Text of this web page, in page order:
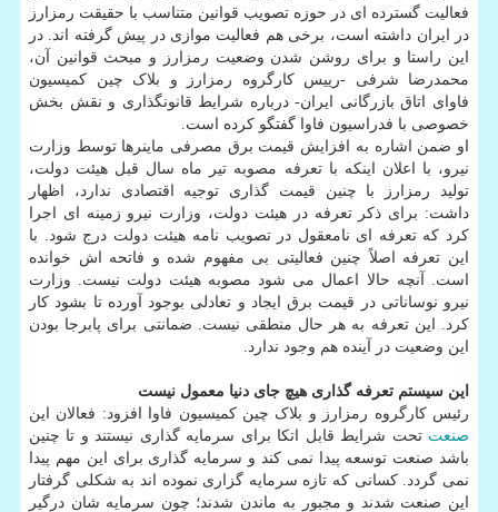
فعالیت گسترده ای در حوزه تصویب قوانین متناسب با حقیقت رمزارز
در ایران داشته است، برخی هم فعالیت موازی در پیش گرفته اند. در
این راستا و برای روشن شدن وضعیت رمزارز و مبحث قوانین آن،
محمدرضا شرفی -رییس کارگروه رمزارز و بلاک چین کمیسیون
فاوای اتاق بازرگانی ایران- درباره شرایط قانونگذاری و نقش بخش
خصوصی با فدراسیون فاوا گفتگو کرده است.
او ضمن اشاره به افزایش قیمت برق مصرفی ماینرها توسط وزارت
نیرو، با اعلان اینکه با تعرفه مصوبه تیر ماه سال قبل هیئت دولت،
تولید رمزارز با چنین قیمت گذاری توجیه اقتصادی ندارد، اظهار
داشت: برای ذکر تعرفه در هیئت دولت، وزارت نیرو زمینه ای اجرا
کرد که تعرفه ای نامعقول در تصویب نامه هیئت دولت درج شود. با
این تعرفه اصلاً چنین فعالیتی بی مفهوم شده و فاتحه اش خوانده
است. آنچه حالا اعمال می شود مصوبه هیئت دولت نیست. وزارت
نیرو نوساناتی در قیمت برق ایجاد و تعادلی بوجود آورده تا بشود کار
کرد. این تعرفه به هر حال منطقی نیست. ضمانتی برای پابرجا بودن
این وضعیت در آینده هم وجود ندارد.
این سیستم تعرفه گذاری هیچ جای دنیا معمول نیست
رئیس کارگروه رمزارز و بلاک چین کمیسیون فاوا افزود: فعالان این
صنعت تحت شرایط قابل اتکا برای سرمایه گذاری نیستند و تا چنین
باشد صنعت توسعه پیدا نمی کند و سرمایه گذاری برای این مهم پیدا
نمی گردد. کسانی که تازه سرمایه گزاری نموده اند به شکلی گرفتار
این صنعت شدند و مجبور به ماندن شدند؛ چون سرمایه شان درگیر